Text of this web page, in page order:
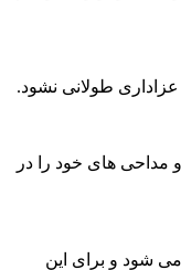
طولانی نشود.
مداحی های خود را در
می شود و برای این